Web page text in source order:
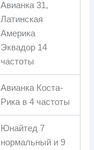
Авианка 31,
Латинская
Америка
Эквадор 14
частоты
Авианка Коста-
Рика в 4 частоты
Юнайтед 7
нормальный и 9